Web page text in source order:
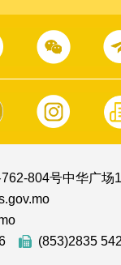
804号中华广场
(853)2835